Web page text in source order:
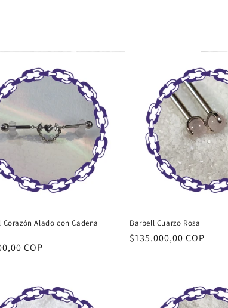
Alado con Cadena
COP
Barbell Cuarzo Rosa
Precio
$135.000,00 COP